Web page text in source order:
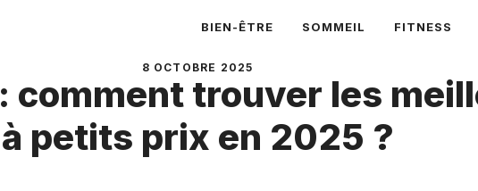
BIEN-ÊTRE SOMMEIL FITNESS
8 OCTOBRE 2025
: comment trouver les
à petits prix en 2025 ?